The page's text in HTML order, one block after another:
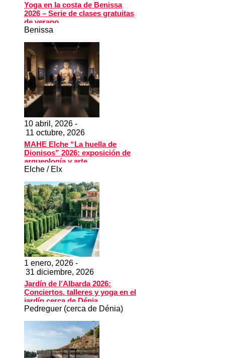
Yoga en la costa de Benissa
2026 – Serie de clases gratuitas
de verano
Benissa
10 abril, 2026 -
11 octubre, 2026
MAHE Elche “La huella de
Dionisos” 2026: exposición de
arqueología y arte
Elche / Elx
1 enero, 2026 -
31 diciembre, 2026
Jardín de l’Albarda 2026:
Conciertos, talleres y yoga en el
jardín cerca de Dénia
Pedreguer (cerca de Dénia)